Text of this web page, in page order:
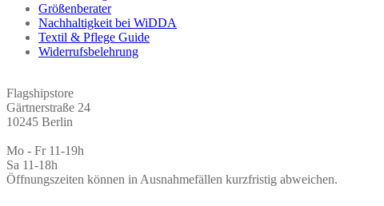
Größenberater
Nachhaltigkeit bei WiDDA
Textil & Pflege Guide
Widerrufsbelehrung
Flagshipstore
Gärtnerstraße 24
10245 Berlin
Mo - Fr 11-19h
Sa 11-18h
Öffnungszeiten können in Ausnahmefällen kurzfristig abweichen.